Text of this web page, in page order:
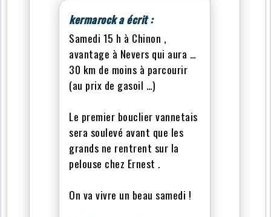
kermarock a écrit :
Samedi 15 h à Chinon ,
avantage à Nevers qui aura …
30 km de moins à parcourir
(au prix de gasoil …)
Le premier bouclier vannetais
sera soulevé avant que les
grands ne rentrent sur la
pelouse chez Ernest .
On va vivre un beau samedi !